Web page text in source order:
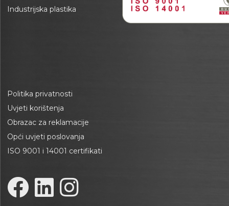
Industrijska plastika
Politika privatnosti
Uvjeti korištenja
Obrazac za reklamacije
Opći uvjeti poslovanja
ISO 9001 i 14001 certifikati